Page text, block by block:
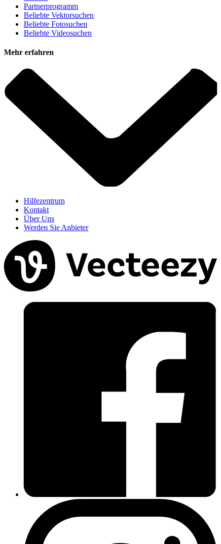
Partnerprogramm
Beliebte Vektorsuchen
Beliebte Fotosuchen
Beliebte Videosuchen
Mehr erfahren
Hilfezentrum
Kontakt
Über Uns
Werden Sie Anbieter